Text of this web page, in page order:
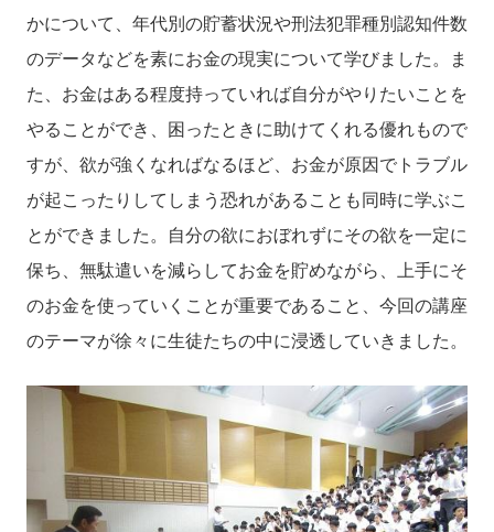
かについて、年代別の貯蓄状況や刑法犯罪種別認知件数
のデータなどを素にお金の現実について学びました。ま
た、お金はある程度持っていれば自分がやりたいことを
やることができ、困ったときに助けてくれる優れもので
すが、欲が強くなればなるほど、お金が原因でトラブル
が起こったりしてしまう恐れがあることも同時に学ぶこ
とができました。自分の欲におぼれずにその欲を一定に
保ち、無駄遣いを減らしてお金を貯めながら、上手にそ
のお金を使っていくことが重要であること、今回の講座
のテーマが徐々に生徒たちの中に浸透していきました。